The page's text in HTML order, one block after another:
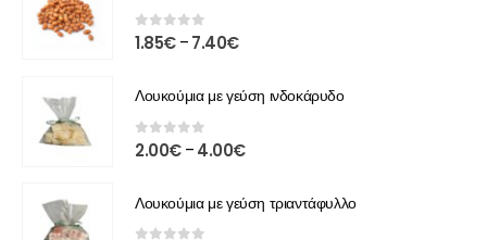
0out of 5
1.85€ – 7.40€
Λουκούμια με γεύση ινδοκάρυδο
0 out of 5
2.00€ – 4.00€
Λουκούμια με γεύση τριαντάφυλλο